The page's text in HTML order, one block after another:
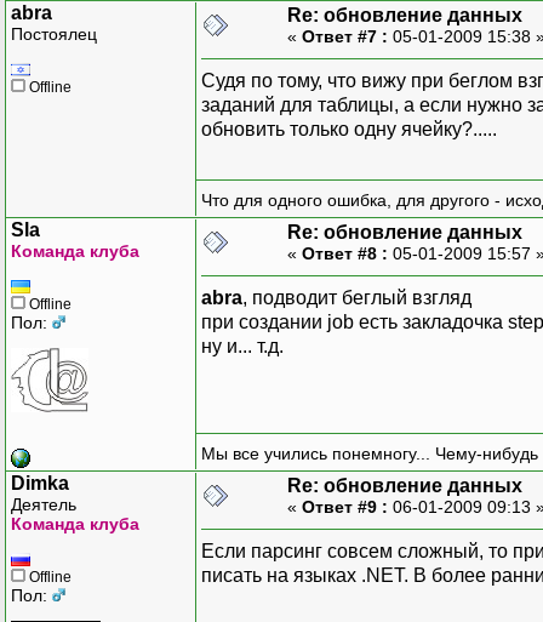
abra
Постоялец
Offline
Re: обновление данных
« Ответ #7 : 05-01-2009 15:38
Судя по тому, что вижу при беглом
заданий для таблицы, а если нужно
обновить только одну ячейку?.....
Что для одного ошибка, для другого -
Sla
Команда клуба
Offline
Пол:
Re: обновление данных
« Ответ #8 : 05-01-2009 15:57
abra, подводит беглый взгляд
при создании job есть закладочка step
ну и... т.д.
Мы все учились понемногу... Чему-нибудь
Dimka
Деятель
Команда клуба
Offline
Пол:
Re: обновление данных
« Ответ #9 : 06-01-2009 09:13
Если парсинг совсем сложный, то
писать на языках .NET. В более